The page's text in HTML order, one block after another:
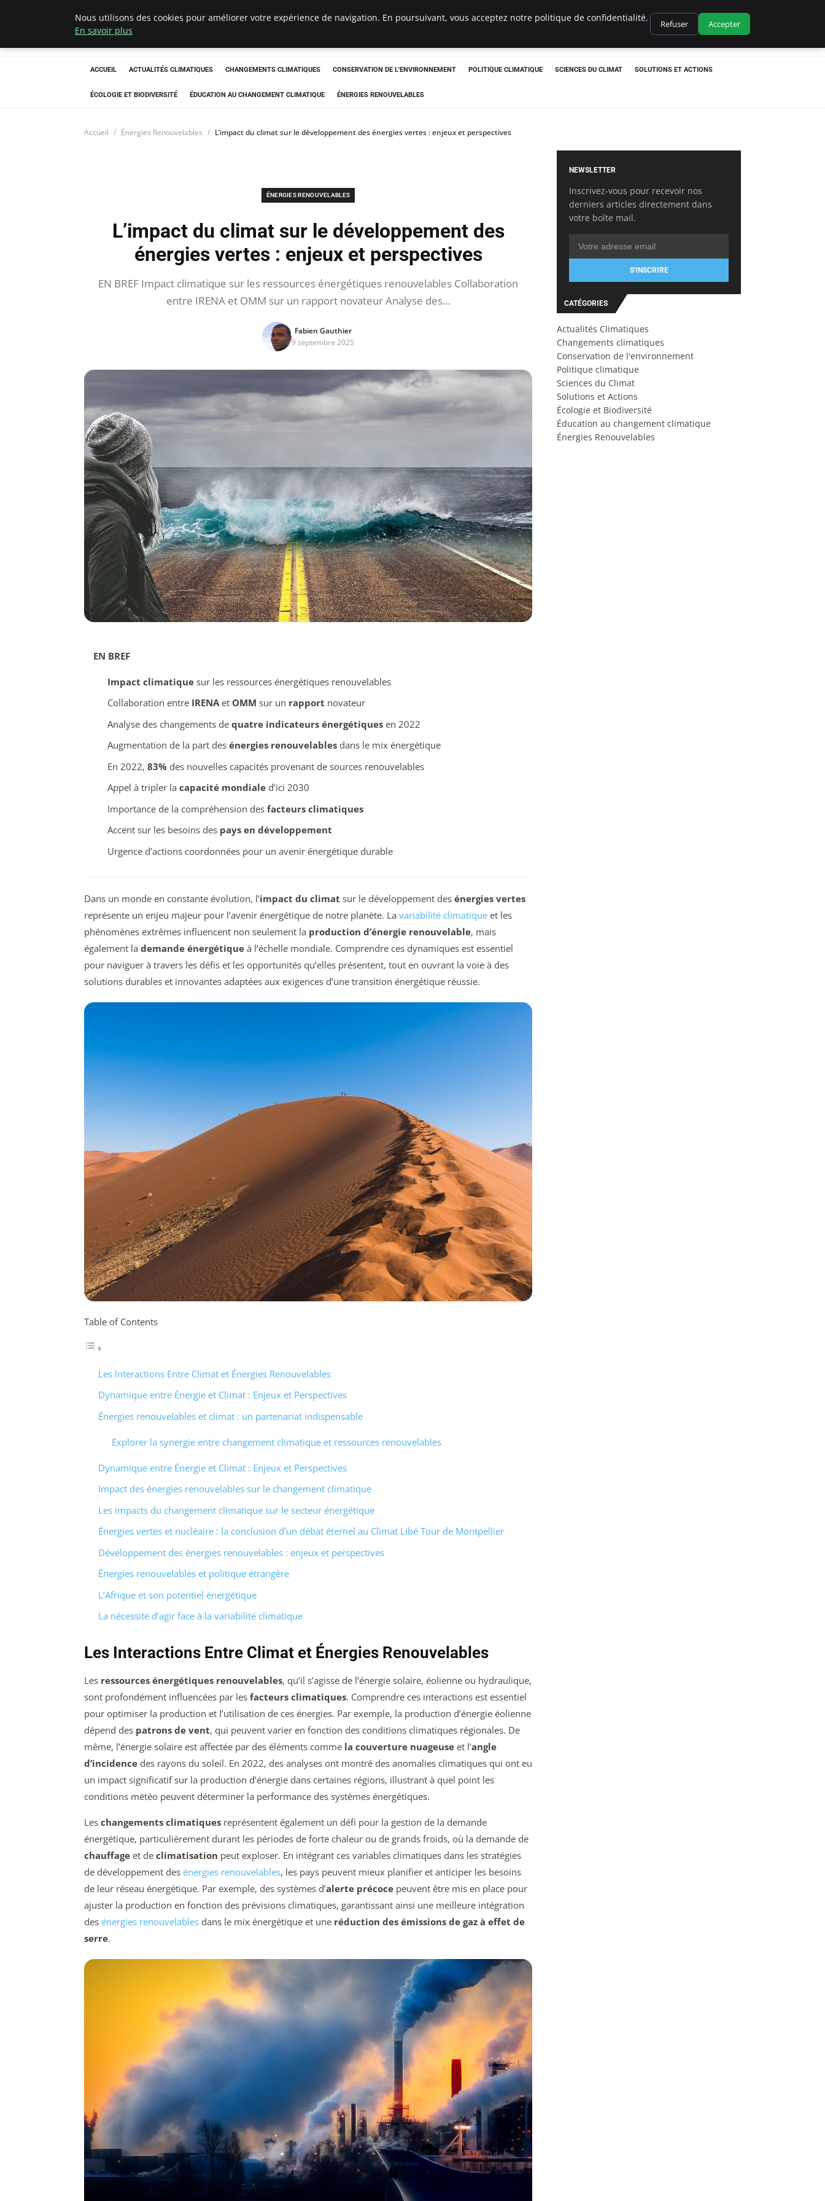
Climatedebtagents
ACCUEIL ACTUALITÉS CLIMATIQUES CHANGEMENTS CLIMATIQUES CONSERVATION DE L'ENVIRONNEMENT POLITIQUE CLIMATIQUE SCIENCES DU CLIMAT SOLUTIONS ET ACTIONS
ÉCOLOGIE ET BIODIVERSITÉ ÉDUCATION AU CHANGEMENT CLIMATIQUE ÉNERGIES RENOUVELABLES
Accueil Énergies Renouvelables L’impact du climat sur le développement des énergies vertes : enjeux et perspectives
ÉNERGIES RENOUVELABLES
L’impact du climat sur le développement des
énergies vertes : enjeux et perspectives
EN BREF Impact climatique sur les ressources énergétiques renouvelables Collaboration
entre IRENA et OMM sur un rapport novateur Analyse des…
Fabien Gauthier
9 septembre 2025
EN BREF
Impact climatiquesur les ressources énergétiques renouvelables
Collaboration entre IRENAet OMM sur un rapport novateur
Analyse des changements de quatre indicateurs énergétiquesen 2022
Augmentation de la part des énergies renouvelablesdans le mix énergétique
En 2022, 83% des nouvelles capacités provenant de sources renouvelables
Appel à tripler la capacité mondialed’ici 2030
Importance de la compréhension des facteurs climatiques
Accent sur les besoins des pays en développement
Urgence d’actions coordonnées pour un avenir énergétique durable
Dans un monde en constante évolution, l’impact du climat sur le développement des énergies vertes
représente un enjeu majeur pour l’avenir énergétique de notre planète. La variabilité climatique et les
phénomènes extrêmes influencent non seulement la production d’énergie renouvelable, mais
également la demande énergétique à l’échelle mondiale. Comprendre ces dynamiques est essentiel
pour naviguer à travers les défis et les opportunités qu’elles présentent, tout en ouvrant la voie à des
solutions durables et innovantes adaptées aux exigences d’une transition énergétique réussie.
Table of Contents
Les Interactions Entre Climat et Énergies Renouvelables
Dynamique entre Énergie et Climat : Enjeux et Perspectives
Énergies renouvelables et climat : un partenariat indispensable
Explorer la synergie entre changement climatique et ressources renouvelables
Dynamique entre Énergie et Climat : Enjeux et Perspectives
Impact des énergies renouvelables sur le changement climatique
Les impacts du changement climatique sur le secteur énergétique
Énergies vertes et nucléaire : la conclusion d’un débat éternel au Climat Libé Tour de Montpellier
Développement des énergies renouvelables : enjeux et perspectives
Énergies renouvelables et politique étrangère
L’Afrique et son potentiel énergétique
La nécessité d’agir face à la variabilité climatique
Les Interactions Entre Climat et Énergies Renouvelables
Les ressources énergétiques renouvelables, qu’il s’agisse de l’énergie solaire, éolienne ou hydraulique,
sont profondément influencées par les facteurs climatiques. Comprendre ces interactions est essentiel
pour optimiser la production et l’utilisation de ces énergies. Par exemple, la production d’énergie éolienne
dépend des patrons de vent, qui peuvent varier en fonction des conditions climatiques régionales. De
même, l’énergie solaire est affectée par des éléments comme la couverture nuageuse et l’angle
d’incidence des rayons du soleil. En 2022, des analyses ont montré des anomalies climatiques qui ont eu
un impact significatif sur la production d’énergie dans certaines régions, illustrant à quel point les
conditions météo peuvent déterminer la performance des systèmes énergétiques.
Les changements climatiques représentent également un défi pour la gestion de la demande
énergétique, particulièrement durant les périodes de forte chaleur ou de grands froids, où la demande de
chauffage et de climatisation peut exploser. En intégrant ces variables climatiques dans les stratégies
de développement des énergies renouvelables, les pays peuvent mieux planifier et anticiper les besoins
de leur réseau énergétique. Par exemple, des systèmes d’alerte précoce peuvent être mis en place pour
ajuster la production en fonction des prévisions climatiques, garantissant ainsi une meilleure intégration
des énergies renouvelables dans le mix énergétique et une réduction des émissions de gaz à effet de
serre.
NEWSLETTER
Inscrivez-vous pour recevoir nos
derniers articles directement dans
votre boîte mail.
S'INSCRIRE
CATÉGORIES
Actualités Climatiques
Changements climatiques
Conservation de l'environnement
Politique climatique
Sciences du Climat
Solutions et Actions
Écologie et Biodiversité
Éducation au changement climatique
Énergies Renouvelables
Nous utilisons des cookies pour améliorer votre expérience de navigation. En poursuivant, vous acceptez notre politique de confidentialité.
En savoir plus
Refuser Accepter